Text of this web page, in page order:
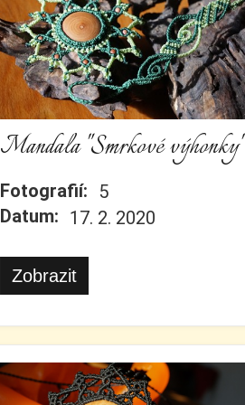
Mandala "Smrkové výhonky"
Fotografií:
5
Datum: 17. 2. 2020
Zobrazit